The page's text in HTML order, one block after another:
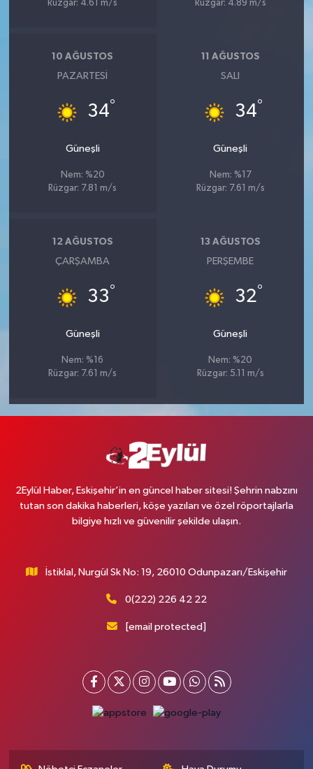
Rüzgar: 4.61 m/s
Rüzgar: 4.89 m/s
10 AĞUSTOS
PAZARTESI
34°
Güneşli
Nem: %20
Rüzgar: 7.81 m/s
11 AĞUSTOS
SALI
34°
Güneşli
Nem: %17
Rüzgar: 7.61 m/s
12 AĞUSTOS
ÇARŞAMBA
33°
Güneşli
Nem: %16
Rüzgar: 7.61 m/s
13 AĞUSTOS
PERŞEMBE
32°
Güneşli
Nem: %20
Rüzgar: 5.11 m/s
2Eylül Haber, Eskişehir’in en güncel haber sitesi! Şehrin nabzını
tutan son dakika haberleri, köşe yazıları ve özel röportajlarla
bilgiye hızlı ve güvenilir şekilde ulaşın.
İstiklal, Nurgül Sk No: 19, 26010 Odunpazarı/Eskişehir
0(222) 226 42 22
[email protected]